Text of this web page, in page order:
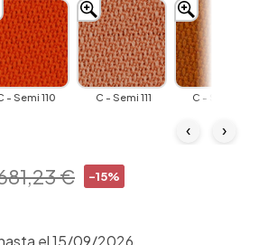
- Semi 110 C - Semi 111 C - Semi 112
‹ ›
-15%
€
el 15/09/2026